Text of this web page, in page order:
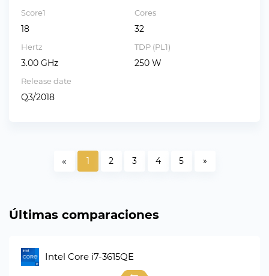
Score1
18
Cores
32
Hertz
3.00 GHz
TDP (PL1)
250 W
Release date
Q3/2018
« 1 2 3 4 5 »
Últimas comparaciones
Intel Core i7-3615QE